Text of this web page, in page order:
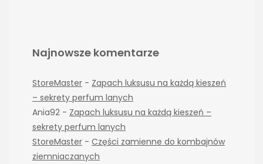
Najnowsze komentarze
StoreMaster - Zapach luksusu na każdą kieszeń
– sekrety perfum lanych
Ania92 - Zapach luksusu na każdą kieszeń –
sekrety perfum lanych
StoreMaster - Części zamienne do kombajnów
ziemniaczanych